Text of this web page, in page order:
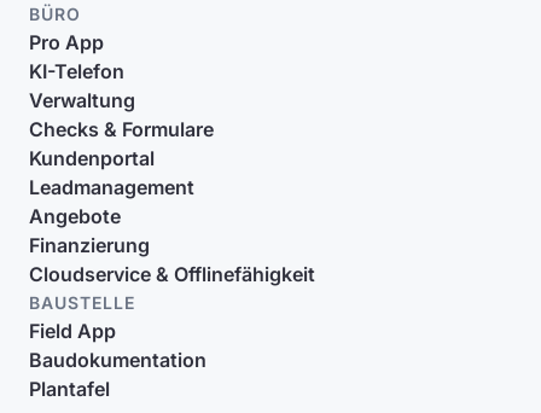
BÜRO
Pro App
KI-Telefon
Verwaltung
Checks & Formulare
Kundenportal
Leadmanagement
Angebote
Finanzierung
Cloudservice & Offlinefähigkeit
BAUSTELLE
Field App
Baudokumentation
Plantafel